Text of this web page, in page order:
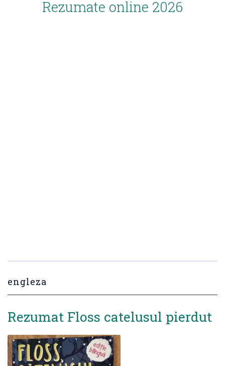
Rezumate online 2026
engleza
Rezumat Floss catelusul pierdut